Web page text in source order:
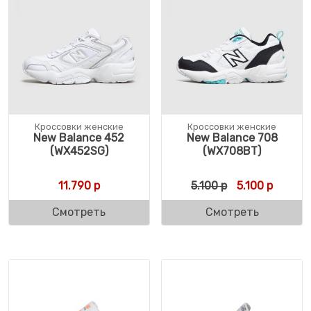
Кроссовки женские
New Balance 452
(WX452SG)
11.790р
Смотреть
Кроссовки женские
New Balance 708
(WX708BT)
5.100р 5.100 р
Смотреть